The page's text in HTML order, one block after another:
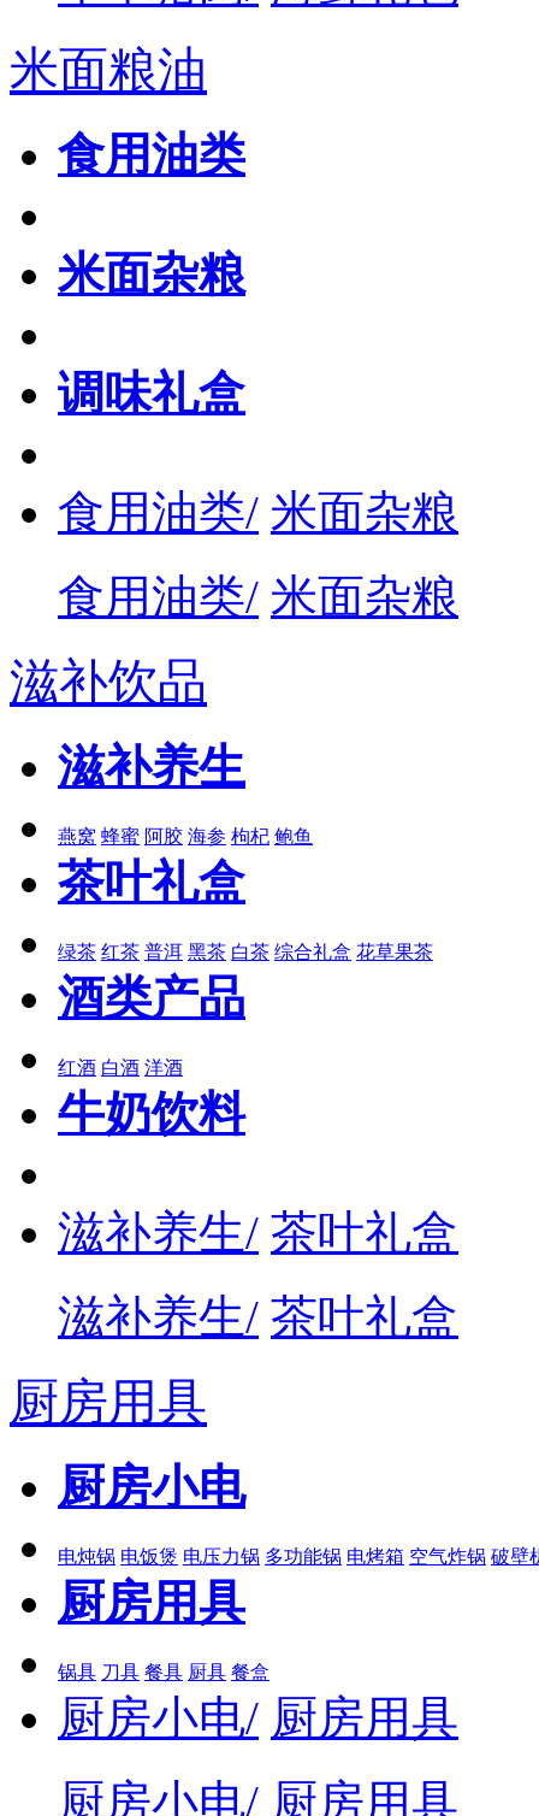
米面粮油
食用油类
米面杂粮
调味礼盒
食用油类/ 米面杂粮
食用油类/ 米面杂粮
滋补饮品
滋补养生
燕窝 蜂蜜 阿胶 海参 枸杞 鲍鱼
茶叶礼盒
绿茶 红茶 普洱 黑茶 白茶 综合礼盒 花草果茶
酒类产品
红酒 白酒 洋酒
牛奶饮料
滋补养生/ 茶叶礼盒
滋补养生/ 茶叶礼盒
厨房用具
厨房小电
电炖锅 电饭煲 电压力锅 多功能锅 电烤箱 空气炸锅 破壁
厨房用具
锅具 刀具 餐具 厨具 餐盒
厨房小电/ 厨房用具
厨房小电/ 厨房用具